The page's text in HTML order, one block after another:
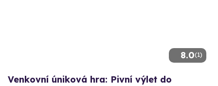
8.0(1)
Venkovní úniková hra: Pivní výlet do